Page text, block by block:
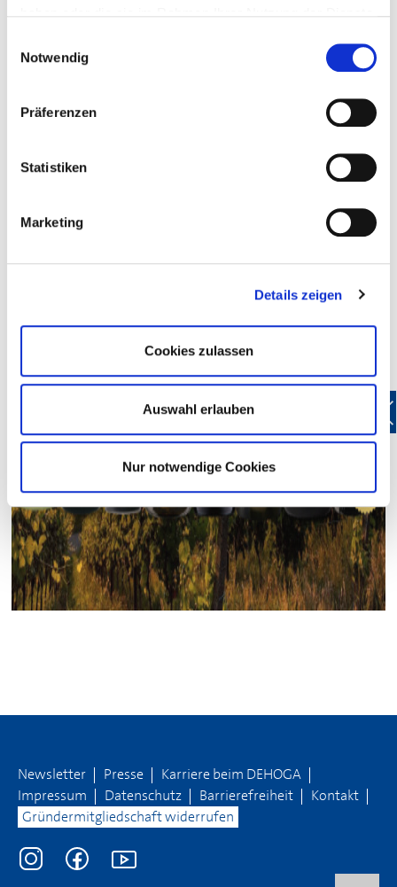
Notwendig
Präferenzen
Statistiken
Marketing
Details zeigen
Cookies zulassen
Auswahl erlauben
Nur notwendige Cookies
Newsletter Presse Karriere beim DEHOGA
Impressum
Datenschutz Barrierefreiheit
Kontakt
Gründermitgliedschaft widerrufen